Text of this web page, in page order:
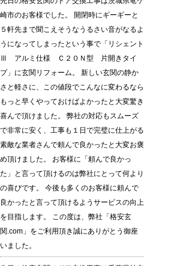
崎市のお客様でした。 開閉時にギーギーと
５軒先まで聞こえそうなうるさい音がなるよ
うになってしまったという事で「リシェント
Ⅲ アルミ仕様 Ｃ２０Ｎ型 片開きタイ
プ」に玄関リフォーム。 新しい玄関の静か
さと軽さに、この値段でこんなに変わるなら
もっと早くやっておけばよかったと大変驚き
喜んで頂けました。 弊社の対応もスムーズ
で非常に安く、工事も１日で完璧に仕上がる
素敵な業者さんで頼んで良かったと大変お褒
め頂けました。 お客様に「頼んで良かっ
た」と言って頂けるのは弊社にとって何より
の喜びです。 今後も多くのお客様に頼んで
良かったと言って頂けるようサービスの向上
を目指します。 この度は、弊社「格安玄
関.com」をご利用頂き誠にありがとう御座
いました。